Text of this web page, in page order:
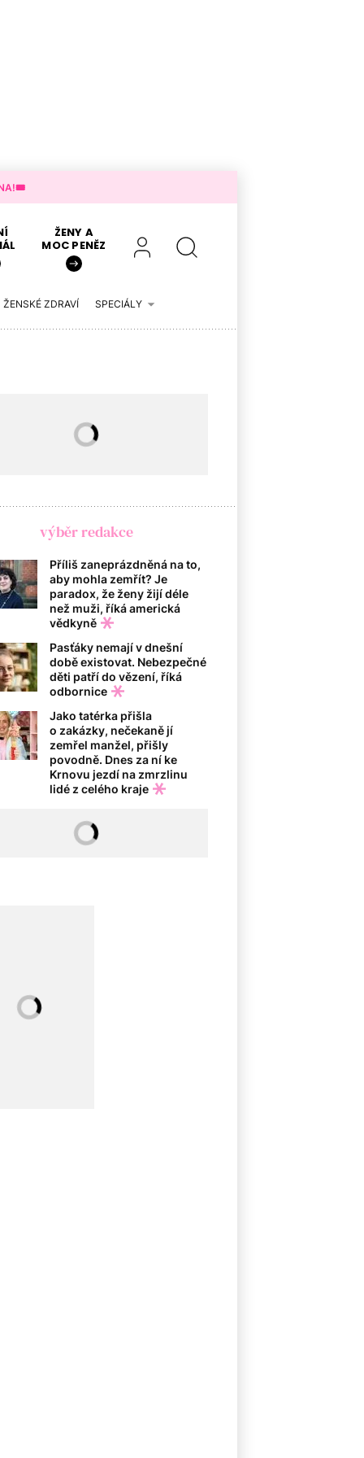
ŽENY A
MOC PENĚZ
ŽENSKÉ ZDRAVÍ SPECIÁLY
výběr redakce
Příliš zaneprázdněná na to,
aby mohla zemřít? Je
paradox, že ženy žijí déle
než muži, říká americká
vědkyně
Pasťáky nemají v dnešní
době existovat. Nebezpečné
děti patří do vězení, říká
odbornice
Jako tatérka přišla
o zakázky, nečekaně jí
zemřel manžel, přišly
povodně. Dnes za ní ke
Krnovu jezdí na zmrzlinu
lidé z celého kraje